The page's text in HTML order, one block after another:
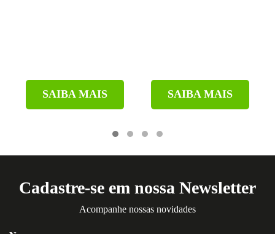
SAIBA MAIS SAIBA MAIS
Cadastre-se em nossa Newsletter
Acompanhe nossas novidades